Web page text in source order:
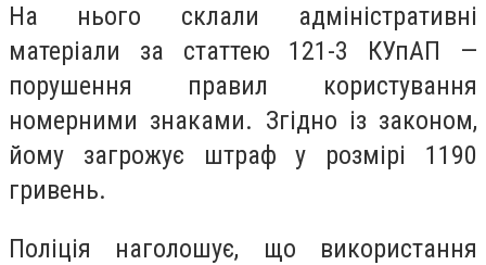
На нього склали адміністративні
матеріали за статтею 121-3 КУпАП —
порушення правил користування
номерними знаками. Згідно із законом,
йому загрожує штраф у розмірі 1190
гривень.
Поліція наголошує, що використання